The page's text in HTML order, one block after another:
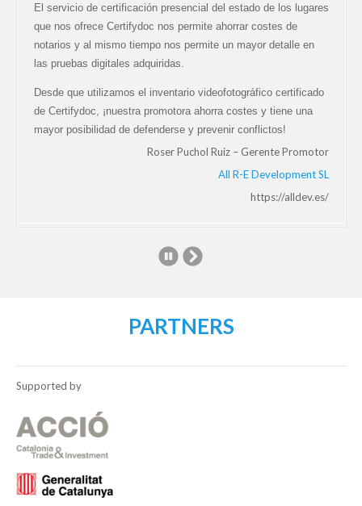
El servicio de certificación presencial del estado de los lugares
que nos ofrece Certifydoc nos permite ahorrar costes de
notarios y al mismo tiempo nos permite un mayor detalle en
las pruebas digitales adquiridas.
Desde que utilizamos el inventario videofotográfico certificado
de Certifydoc, ¡nuestra promotora ahorra costes y tiene una
mayor posibilidad de defenderse y prevenir conflictos!
Roser Puchol Ruiz – Gerente Promotor
All R-E Development SL
https://alldev.es/
PARTNERS
Supported by